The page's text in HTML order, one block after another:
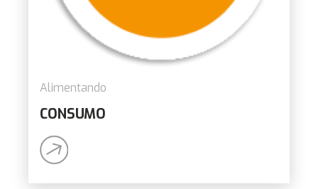
Alimentando
CONSUMO